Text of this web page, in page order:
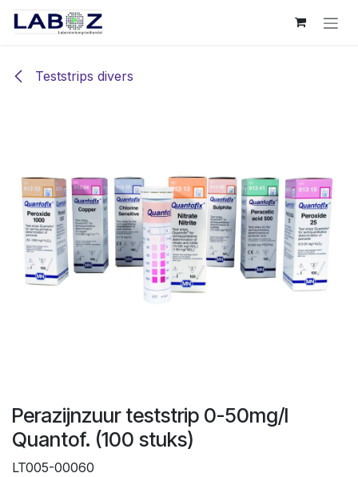
Overslaan naar inhoud
Teststrips divers
Perazijnzuur teststrip 0-50mg/l
Quantof. (100 stuks)
LT005-00060